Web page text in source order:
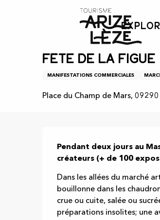
Agenda
3 octobre > 4 octobre
Fête de la figue
MANIFESTATIONS COMMERCIALES
Place du Champ de Mars, 09290
Pendant deux jours au
créateurs (+ de 100
​Dans les allées du marché
bouillonne dans les
crue ou cuite, salée ou
préparations insolites; une